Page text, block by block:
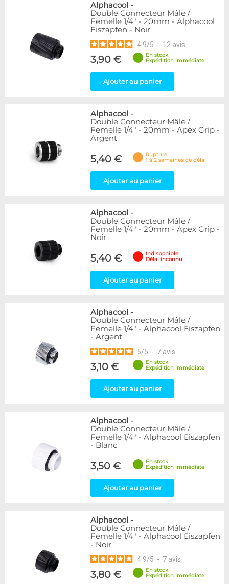
Alphacool -
Double Connecteur Mâle /
Femelle 1/4" - 20mm - Alphacool
Eiszapfen - Noir
4.9/5 - 12 avis
3,90 €
En stock
Expédition immédiate
Ajouter au panier
Alphacool -
Double Connecteur Mâle /
Femelle 1/4" - 20mm - Apex Grip -
Argent
5,40 €
Rupture
1 à 2 semaines de délai
Ajouter au panier
Alphacool -
Double Connecteur Mâle /
Femelle 1/4" - 20mm - Apex Grip -
Noir
5,40 €
Indisponible
Délai inconnu
Ajouter au panier
Alphacool -
Double Connecteur Mâle /
Femelle 1/4" - Alphacool Eiszapfen
- Argent
5/5 - 7 avis
3,10 €
En stock
Expédition immédiate
Ajouter au panier
Alphacool -
Double Connecteur Mâle /
Femelle 1/4" - Alphacool Eiszapfen
- Blanc
3,50 €
En stock
Expédition immédiate
Ajouter au panier
Alphacool -
Double Connecteur Mâle /
Femelle 1/4" - Alphacool Eiszapfen
- Noir
4.9/5 - 7 avis
3,80 €
En stock
Expédition immédiate